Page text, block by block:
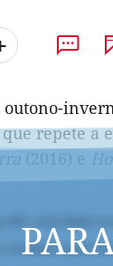
outono-
repete